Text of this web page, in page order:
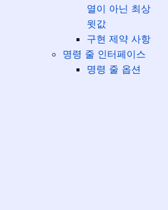
열이 아닌 최상
윗값
구현 제약 사항
명령 줄 인터페이스
명령 줄 옵션